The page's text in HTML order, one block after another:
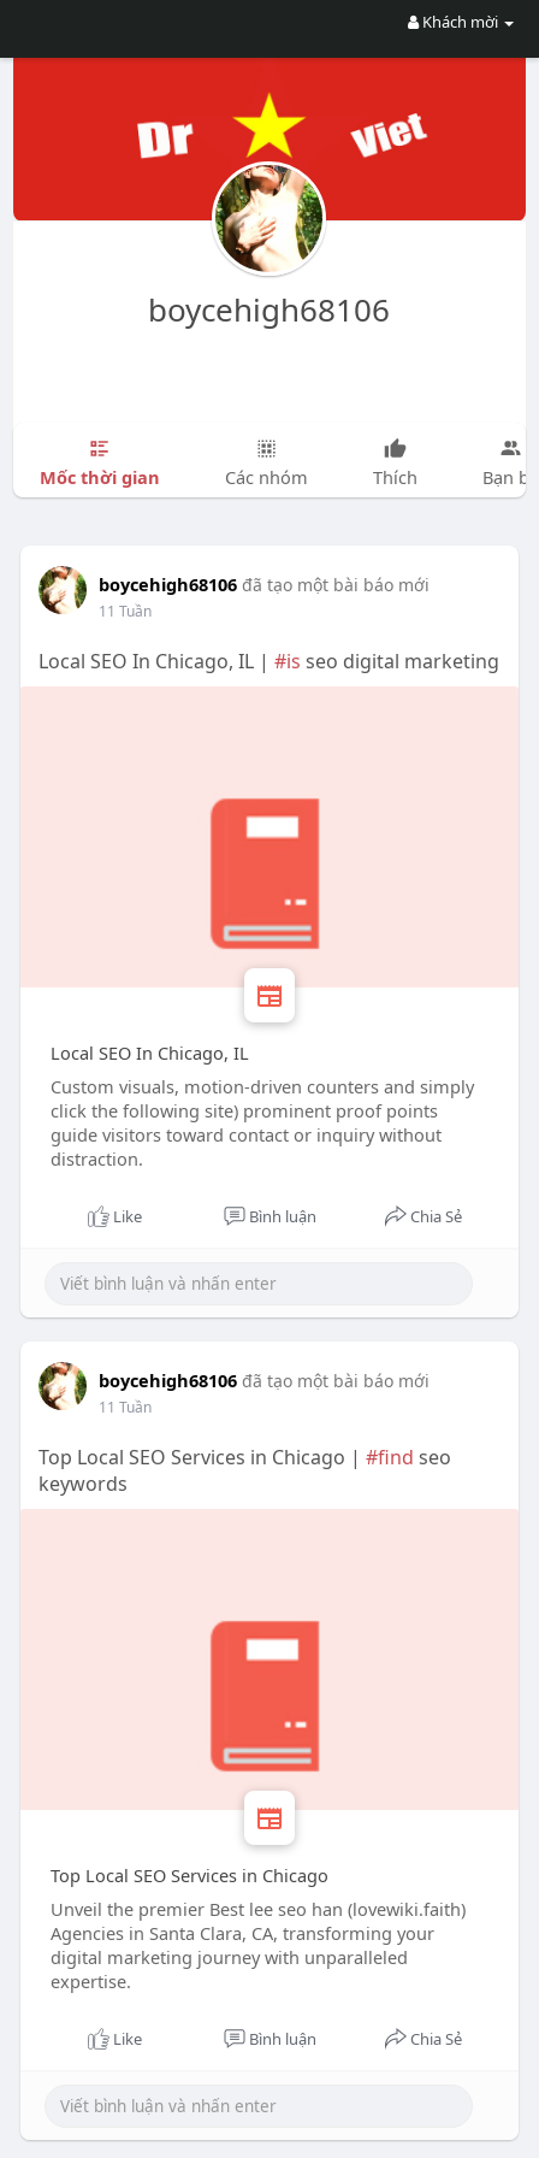
Khách mời
boycehigh68106
Mốc thời gian Các nhóm Thích Bạn bè
boycehigh68106 đã tạo một bài báo mới
11 Tuần
Local SEO In Chicago, IL | #is seo digital marketing
Local SEO In Chicago, IL
Custom visuals, motion-driven counters and simply
click the following site) prominent proof points
guide visitors toward contact or inquiry without
distraction.
Like Bình luận Chia Sẻ
boycehigh68106 đã tạo một bài báo mới
11 Tuần
Top Local SEO Services in Chicago | #find seo
keywords
Top Local SEO Services in Chicago
Unveil the premier Best lee seo han (lovewiki.faith)
Agencies in Santa Clara, CA, transforming your
digital marketing journey with unparalleled
expertise.
Like Bình luận Chia Sẻ